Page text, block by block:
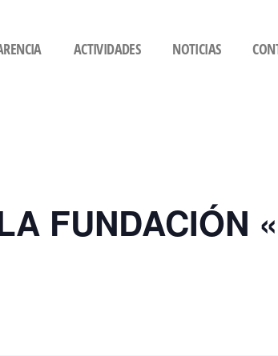
ACTIVIDADES NOTICIAS
FUNDACIÓN